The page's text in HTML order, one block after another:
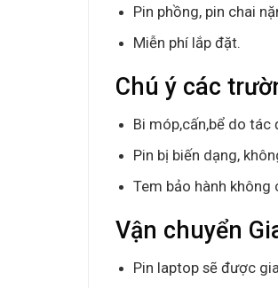
Pin phồng, pin chai
Miễn phí lắp đặt.
Chú ý các
Bi móp,cấn,bể do tác
Pin bị biến dạng,
Tem bảo hành không
Vận chuyển
Pin laptop sẽ được